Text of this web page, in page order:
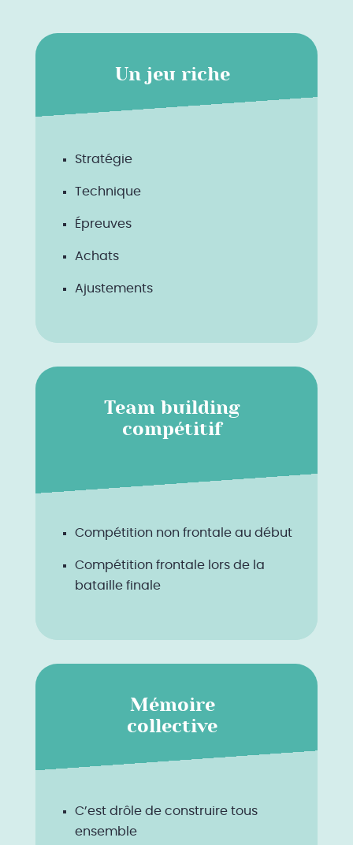
Un jeu riche
Stratégie
Technique
Épreuves
Achats
Ajustements
Team building
compétitif
Compétition non frontale au début
Compétition frontale lors de la
bataille finale
Mémoire
collective
C’est drôle de construire tous
ensemble